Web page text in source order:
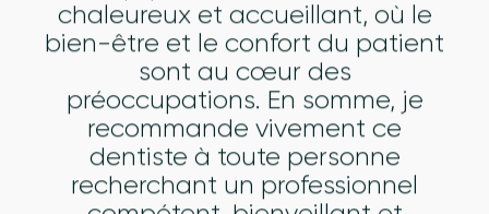
chaleureux et accueillant, où le
bien-être et le confort du patient
sont au cœur des
préoccupations. En somme, je
recommande vivement ce
dentiste à toute personne
recherchant un professionnel